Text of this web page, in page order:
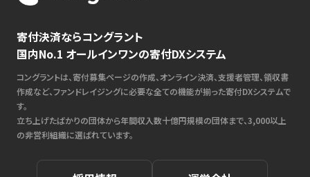
寄付決済ならコングラント
国内No.1 オールインワンの寄付DXシステム
コングラントは、寄付募集ページの作成、オンライン決済、支援者管理、領収書
作成など、ファンドレイジングに必要な全ての機能が揃った寄付DXシステムで
す。
立ち上げたばかりの団体から年間収入数十億円規模の団体まで、3,000以上
の非営利組織に選ばれています。